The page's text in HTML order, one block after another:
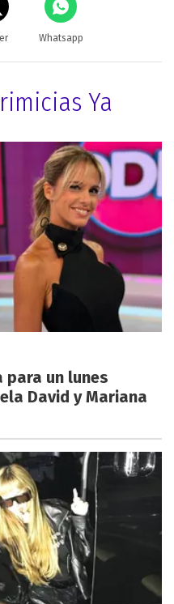
Whatsapp
Ya
para un lunes
David y Mariana